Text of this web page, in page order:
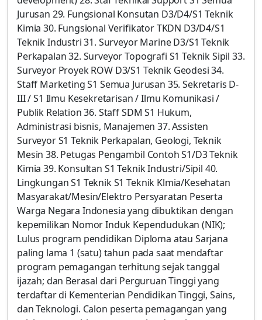
Jurusan 29. Fungsional Konsutan D3/D4/S1 Teknik
Kimia 30. Fungsional Verifikator TKDN D3/D4/S1
Teknik Industri 31. Surveyor Marine D3/S1 Teknik
Perkapalan 32. Surveyor Topografi S1 Teknik Sipil 33.
Surveyor Proyek ROW D3/S1 Teknik Geodesi 34.
Staff Marketing S1 Semua Jurusan 35. Sekretaris D-
III / S1 Ilmu Kesekretarisan / Ilmu Komunikasi /
Publik Relation 36. Staff SDM S1 Hukum,
Administrasi bisnis, Manajemen 37. Assisten
Surveyor S1 Teknik Perkapalan, Geologi, Teknik
Mesin 38. Petugas Pengambil Contoh S1/D3 Teknik
Kimia 39. Konsultan S1 Teknik Industri/Sipil 40.
Lingkungan S1 Teknik S1 Teknik Klmia/Kesehatan
Masyarakat/Mesin/Elektro Persyaratan Peserta
Warga Negara Indonesia yang dibuktikan dengan
kepemilikan Nomor Induk Kependudukan (NIK);
Lulus program pendidikan Diploma atau Sarjana
paling lama 1 (satu) tahun pada saat mendaftar
program pemagangan terhitung sejak tanggal
ijazah; dan Berasal dari Perguruan Tinggi yang
terdaftar di Kementerian Pendidikan Tinggi, Sains,
dan Teknologi. Calon peserta pemagangan yang